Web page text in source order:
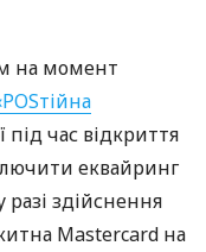
на момент
під час відкриття
еквайринг
разі здійснення
Mastercard на